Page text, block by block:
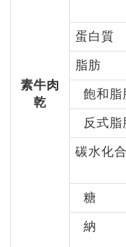
素牛肉
乾
蛋白質
脂肪
飽和脂
反式脂
碳水化
糖
納